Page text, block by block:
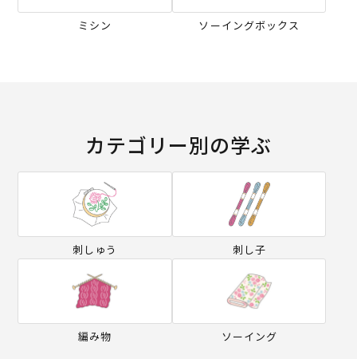
ミシン ソーイングボックス
カテゴリー別の学ぶ
刺しゅう 刺し子
編み物 ソーイング